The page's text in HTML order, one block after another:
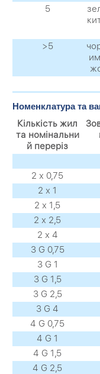
5
>5
Номенклатура та
Кількість жил
та номінальни
й переріз
2 х 0,75
2 х 1
2 х 1,5
2 х 2,5
2 х 4
3 G 0,75
3 G 1
3 G 1,5
3 G 2,5
3 G 4
4 G 0,75
4 G 1
4 G 1,5
4 G 2,5